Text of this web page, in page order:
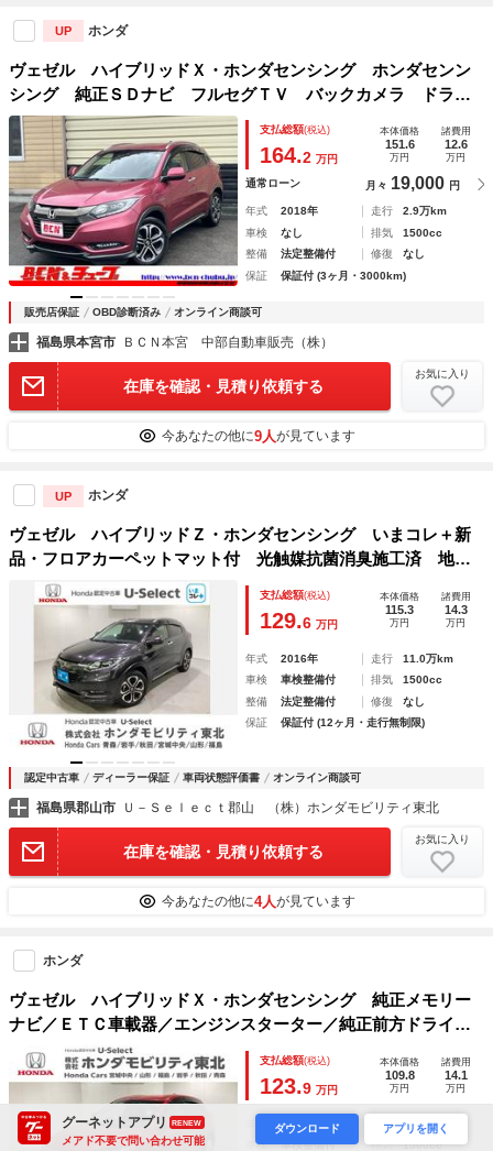
UP ホンダ
ヴェゼル ハイブリッドＸ・ホンダセンシング ホンダセンン
シング 純正ＳＤナビ フルセグＴＶ バックカメラ ドライ
ブレコーダー アイドリングストップ クルーズコントロー
ル 純正アルミホイール ＬＥＤライト
支払総額(税込)
164.2 万円
本体価格
151.6
万円
諸費用
12.6
万円
通常ローン 月々 19,000 円
年式 2018年 走行
2.9万km
車検
なし 排気
1500cc
整備
法定整備付 修復
なし
保証
保証付 (3ヶ月・3000km)
販売店保証 OBD診断済み オンライン商談可
福島県本宮市 ＢＣＮ本宮 中部自動車販売（株）
在庫を確認・見積り依頼する
お気に入り
今あなたの他に9人が見ています
UP ホンダ
ヴェゼル ハイブリッドＺ・ホンダセンシング いまコレ＋新
品・フロアカーペットマット付 光触媒抗菌消臭施工済 地デ
ジチューナー スマートキ－ 運転席助手席エアバッグ ＥＳ
Ｃ ＡＢＳ イモビ ＤＶＤ再生機能 ＵＳＢ接続 サイドカ
ーテンエアバック
支払総額(税込)
129.6 万円
本体価格
115.3
万円
諸費用
14.3
万円
年式 2016年 走行
11.0万km
車検
車検整備付 排気
1500cc
整備
法定整備付 修復
なし
保証
保証付 (12ヶ月・走行無制限)
認定中古車 ディーラー保証 車両状態評価書 オンライン商談可
福島県郡山市 Ｕ－Ｓｅｌｅｃｔ郡山 （株）ホンダモビリティ東北
在庫を確認・見積り依頼する
お気に入り
今あなたの他に4人が見ています
ホンダ
ヴェゼル ハイブリッドＸ・ホンダセンシング 純正メモリー
ナビ／ＥＴＣ車載器／エンジンスターター／純正前方ドライブ
レコーダー／光触媒抗菌消臭施工済 ＡＵＸ オートクルー
ズ スマキー Ｂモニ サイドエアバッグ ＬＥＤヘッドライ
ト ＶＳＡ ＵＳＢ接続
支払総額(税込)
123.9 万円
本体価格
109.8
万円
諸費用
14.1
万円
2018年 走行
10.3万km
車検
車検整備付 排気 1500cc
グーネットアプリ RENEW
メアド不要で問い合わせ可能
ダウンロード アプリを開く